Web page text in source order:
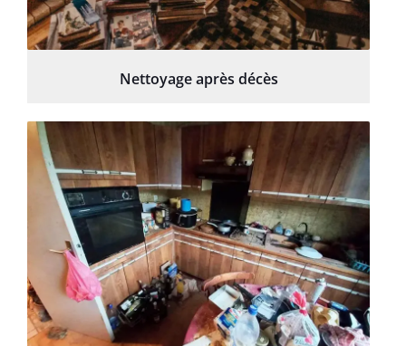
Nettoyage après décès